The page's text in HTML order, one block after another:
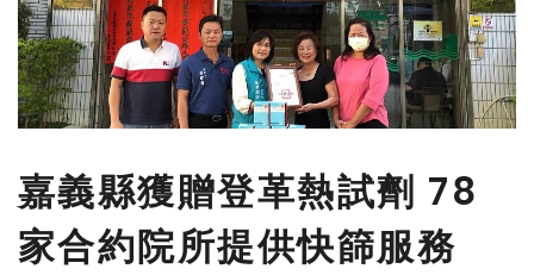
嘉義縣獲贈登革熱試劑 78
家合約院所提供快篩服務